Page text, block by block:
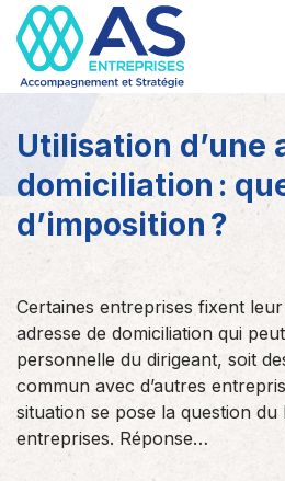
Utilisation d’une
domiciliation :
d’imposition ?
Certaines entreprises fixent
adresse de domiciliation qui
personnelle du dirigeant, soit
commun avec d’autres
situation se pose la question du
entreprises. Réponse…